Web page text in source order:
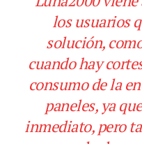
los usuarios
solución,
cuando hay
consumo de la
paneles, ya
inmediato, pero